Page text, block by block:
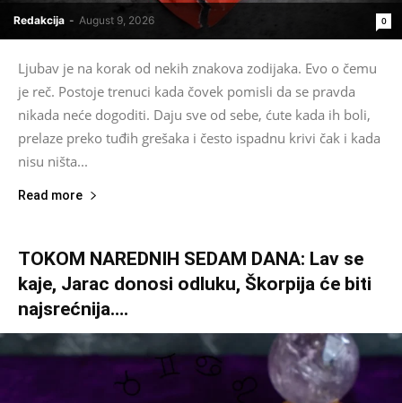
Redakcija - August 9, 2026 0
Ljubav je na korak od nekih znakova zodijaka. Evo o čemu
je reč. Postoje trenuci kada čovek pomisli da se pravda
nikada neće dogoditi. Daju sve od sebe, ćute kada ih boli,
prelaze preko tuđih grešaka i često ispadnu krivi čak i kada
nisu ništa...
Read more
TOKOM NAREDNIH SEDAM DANA: Lav se
kaje, Jarac donosi odluku, Škorpija će biti
najsrećnija….